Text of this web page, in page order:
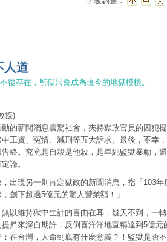
人道
復存在，監獄只會成為現今的地獄模樣。
授)
的新聞消息震驚社會，夾持獄政官員的囚犯提
工資、冤情、減刑等五大訴求。最後，不幸，
終。究竟是自殺是他殺，是單純監獄暴動，還
論。
出現另一則肯定獄政的新聞消息，指「103年
創下超過5億元的驚人營業額！」
以維持獄中生計的言由在耳，幾天不到，一轉
昇來深自期許，反倒喜洋洋地宣稱達到5億元
在台灣，人命到底有什麼意義？！監獄是否不